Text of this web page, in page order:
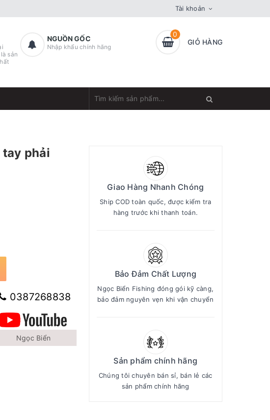
Tài khoản
sản
NGUỒN GỐC
Nhập khẩu chính hãng
0
GIỎ HÀNG
tay phải
0387268838
Ngọc Biển
Giao Hàng Nhanh Chóng
Ship COD toàn quốc, được kiểm tra
hàng trước khi thanh toán.
Bảo Đảm Chất Lượng
Ngọc Biển Fishing đóng gói kỹ càng,
bảo đảm nguyên vẹn khi vận chuyển
Sản phẩm chính hãng
Chúng tôi chuyên bán sỉ, bán lẻ các
sản phẩm chính hãng